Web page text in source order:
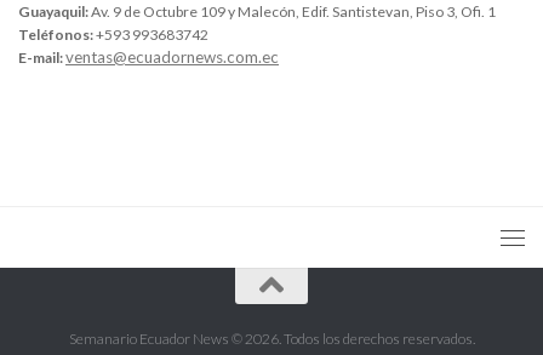
Guayaquil:Av. 9 de Octubre 109 y Malecón, Edif. Santistevan, Piso 3, Ofi. 1
Teléfonos:+593 993683742
E-mail:ventas@ecuadornews.com.ec
Semanario Ecuador News © 2026. Todos los derechos reservados.